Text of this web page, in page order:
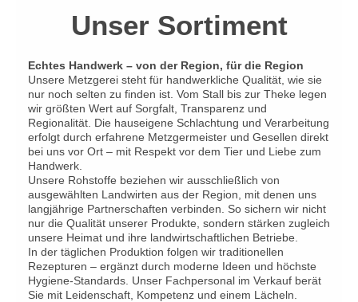
Unser Sortiment
Echtes Handwerk – von der Region, für die Region
Unsere Metzgerei steht für handwerkliche Qualität, wie sie
nur noch selten zu finden ist. Vom Stall bis zur Theke legen
wir größten Wert auf Sorgfalt, Transparenz und
Regionalität. Die hauseigene Schlachtung und Verarbeitung
erfolgt durch erfahrene Metzgermeister und Gesellen direkt
bei uns vor Ort – mit Respekt vor dem Tier und Liebe zum
Handwerk.
Unsere Rohstoffe beziehen wir ausschließlich von
ausgewählten Landwirten aus der Region, mit denen uns
langjährige Partnerschaften verbinden. So sichern wir nicht
nur die Qualität unserer Produkte, sondern stärken zugleich
unsere Heimat und ihre landwirtschaftlichen Betriebe.
In der täglichen Produktion folgen wir traditionellen
Rezepturen – ergänzt durch moderne Ideen und höchste
Hygiene-Standards. Unser Fachpersonal im Verkauf berät
Sie mit Leidenschaft, Kompetenz und einem Lächeln.